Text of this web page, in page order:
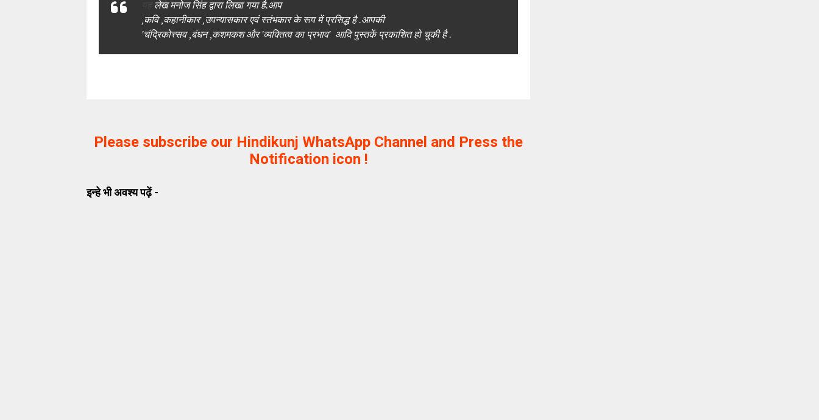
लेख मनोज सिंह द्वारा लिखा गया है.आप
कवि, कहानीकार, उपन्यासकार एवं स्तंभकार के रूप में प्रसिद्ध है.आपकी
'चंद्रिकोत्त्सव, बंधन, कशमकश और'व्यक्तित्व का प्रभाव' आदि पुस्तकेंप्रकाशित हो चुकीहै.
Please subscribe our Hindikunj WhatsApp Channel and Press the
Notification icon !
इन्हे भी अवश्य पढ़ें -